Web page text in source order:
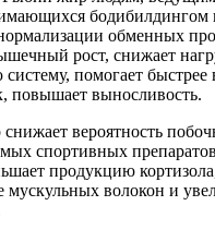
бодибилдингом
обменных
рост, снижает
систему, помогает быстрее
повышает выносливость.
вероятность
спортивных
продукцию
мускульных волокон и